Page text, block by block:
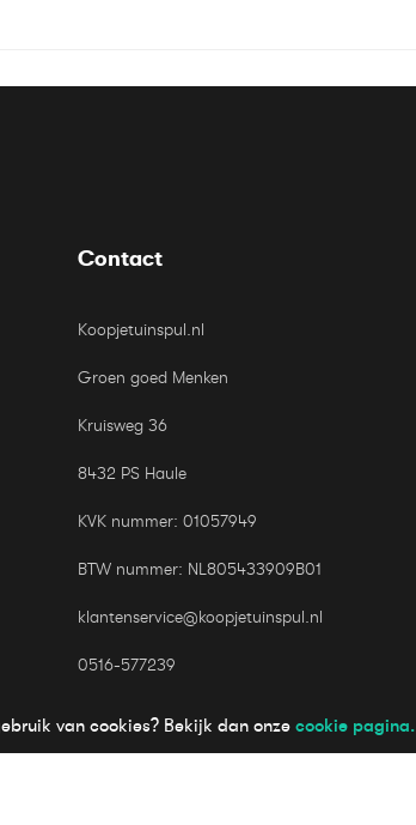
van cookies? Bekijk dan onze cookie pagina.
Contact
Koopjetuinspul.nl
Groen goed Menken
Kruisweg 36
8432 PS Haule
KVK nummer: 01057949
BTW nummer: NL805433909B01
klantenservice@koopjetuinspul.nl
0516-577239